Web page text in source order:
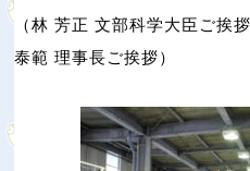
（林 芳正 文部科学
泰範 理事長ご挨拶）